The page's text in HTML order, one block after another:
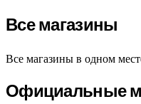
Все магазины
Все магазины в одном
Официальные